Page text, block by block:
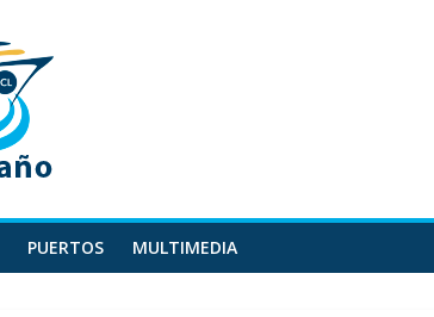
PUERTOS MULTIMEDIA